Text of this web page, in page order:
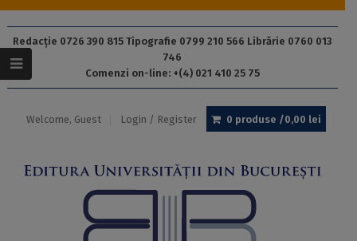
Redacție 0726 390 815 Tipografie 0799 210 566 Librărie 0760 013
746
Comenzi on-line: +(4) 021 410 25 75
Welcome, Guest Login / Register 0 produse /0,00 lei